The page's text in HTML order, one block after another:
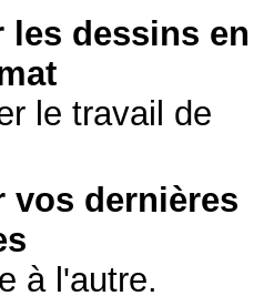
les dessins en
le travail de
vos dernières
à l'autre.